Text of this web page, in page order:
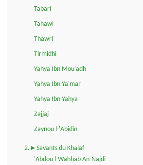
Tabari
Tahawi
Thawri
Tirmidhi
Yahya Ibn Mou'adh
Yahya Ibn Ya'mar
Yahya Ibn Yahya
Zajjaj
Zaynou l-'Abidin
2.►Savants du Khalaf
'Abdou l-Wahhab An-Najdi